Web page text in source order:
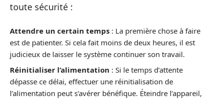
toute sécurité :
Attendre un certain temps : La première chose à faire
est de patienter. Si cela fait moins de deux heures, il est
judicieux de laisser le système continuer son travail.
Réinitialiser l’alimentation : Si le temps d’attente
dépasse ce délai, effectuer une réinitialisation de
l’alimentation peut s’avérer bénéfique. Éteindre l’appareil,